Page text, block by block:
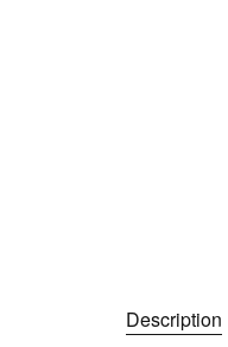
Description